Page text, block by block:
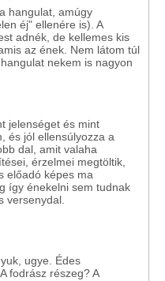
hangulat, amúgy
éj" ellenére is). A
adnék, de kellemes kis
az ének. Nem látom túl
nekem is nagyon
jelenséget és mint
és jól ellensúlyozza a
dal, amit valaha
érzelmei megtöltik,
előadó képes ma
így énekelni sem tudnak
versenydal.
ugye. Édes
fodrász részeg? A